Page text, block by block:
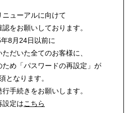
ニューアルに向けて
をお願いしております。
8月24日以前に
だいた全てのお客様に、
ため「パスワードの再設定」が
となります。
手続きをお願いします。
設定はこちら